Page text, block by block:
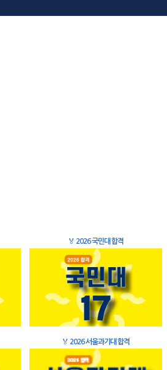
🏅 2026 국민대 합격
🏅 2026 서울과기대 합격